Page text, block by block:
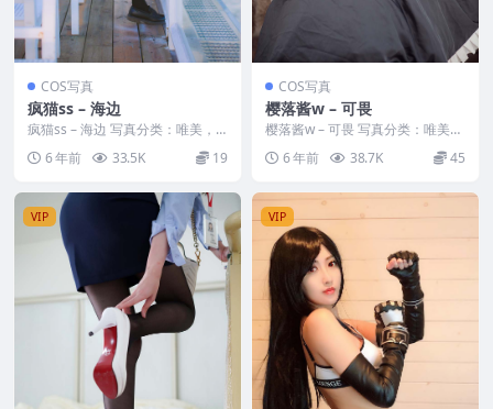
COS写真
疯猫ss – 海边
疯猫ss – 海边 写真分类：唯美，
参与模特：疯猫ss [套图大小]：[1
5P／...
6 年前 33.5K 19
COS写真
樱落酱w – 可畏
樱落酱w – 可畏 写真分类：唯美，
参与模特：樱落酱w [套图大小]：
[14P／...
6 年前 38.7K 45
VIP VIP